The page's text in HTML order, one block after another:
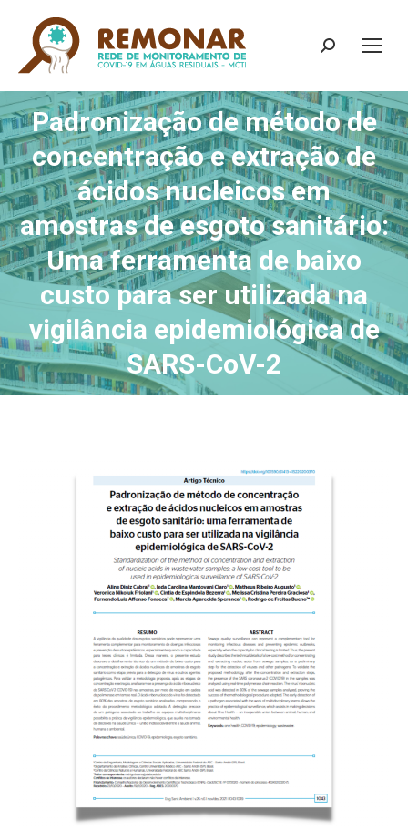
Search:
Padronização de método de
concentração e extração de
ácidos nucleicos em
amostras de esgoto sanitário:
Uma ferramenta de baixo
custo para ser utilizada na
vigilância epidemiológica de
SARS-CoV-2